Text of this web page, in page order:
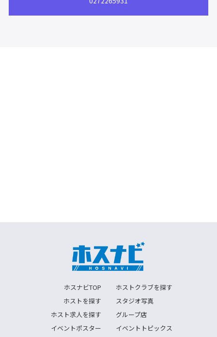
ホスナビTOP
ホストクラブを探す
ホストを探す
スタジオ写真
ホスト求人を探す
グループ店
イベントポスター
イベントトピックス